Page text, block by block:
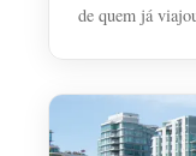
de quem já